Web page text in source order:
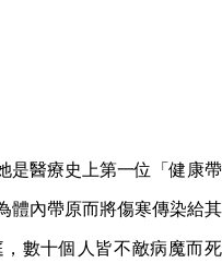
是醫療史上第一位「健康帶
體內帶原而將傷寒傳染給其
數十個人皆不敵病魔而死